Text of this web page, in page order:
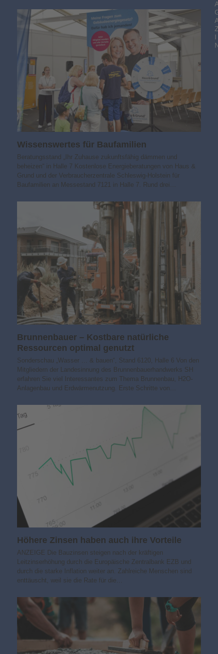
Wissens­wertes für Baufamilien
Beratungsstand „Ihr Zuhause zukunfts­fähig dämmen und
beheizen“ in Halle 7 Kostenlose Energieberatungen von Haus &
Grund und der Verbraucherzentrale Schleswig-Holstein für
Baufamilien an Messestand 7121 in Halle 7. Rund drei…
Brunnenbauer – Kostbare natürliche
Ressourcen optimal genutzt
Sonderschau „Wasser … & bauen“, Stand 6120, Halle 6 Von den
Mitgliedern der Landesinnung des Brunnenbauerhandwerks SH
erfahren Sie viel Interessantes zum Thema Brunnenbau, H2O-
Anlagenbau und Erdwärmenutzung. Erste Schritte von…
Höhere Zinsen haben auch ihre Vorteile
ANZEIGE Die Bauzinsen steigen nach der kräftigen
Leitzinserhöhung durch die Europäische Zentralbank EZB und
durch die starke Inflation weiter an. Zahlreiche Menschen sind
enttäuscht, weil sie die Rate für die…
I